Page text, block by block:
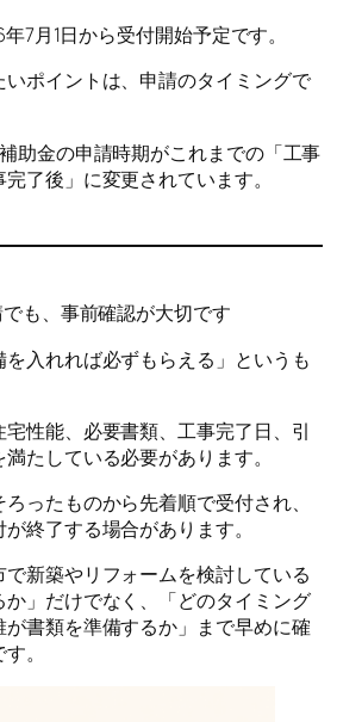
7月1日から受付開始予定です。
ポイントは、申請のタイミングで
助金の申請時期がこれまでの「工事
了後」に変更されています。
も、事前確認が大切です
入れれば必ずもらえる」というも
性能、必要書類、工事完了日、引
たしている必要があります。
ったものから先着順で受付され、
終了する場合があります。
新築やリフォームを検討している
」だけでなく、「どのタイミング
書類を準備するか」まで早めに確
。